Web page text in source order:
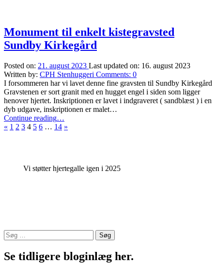
Monument til enkelt kistegravsted
Sundby Kirkegård
Posted on: 21. august 2023 Last updated on: 16. august 2023
Written by: CPH Stenhuggeri Comments: 0
I forsommeren har vi lavet denne fine gravsten til Sundby Kirkegård
Gravstenen er sort granit med en hugget engel i siden som ligger
henover hjertet. Inskriptionen er lavet i indgraveret ( sandblæst ) i en
dyb udgave, inskriptionen er malet…
Continue reading“Monument
til
…
« Previous
1 2 3 4 5 6 … 14 Next
»
Vi støtter hjertegalle igen i 2025
Søg
efter:
Se tidligere bloginlæg her.